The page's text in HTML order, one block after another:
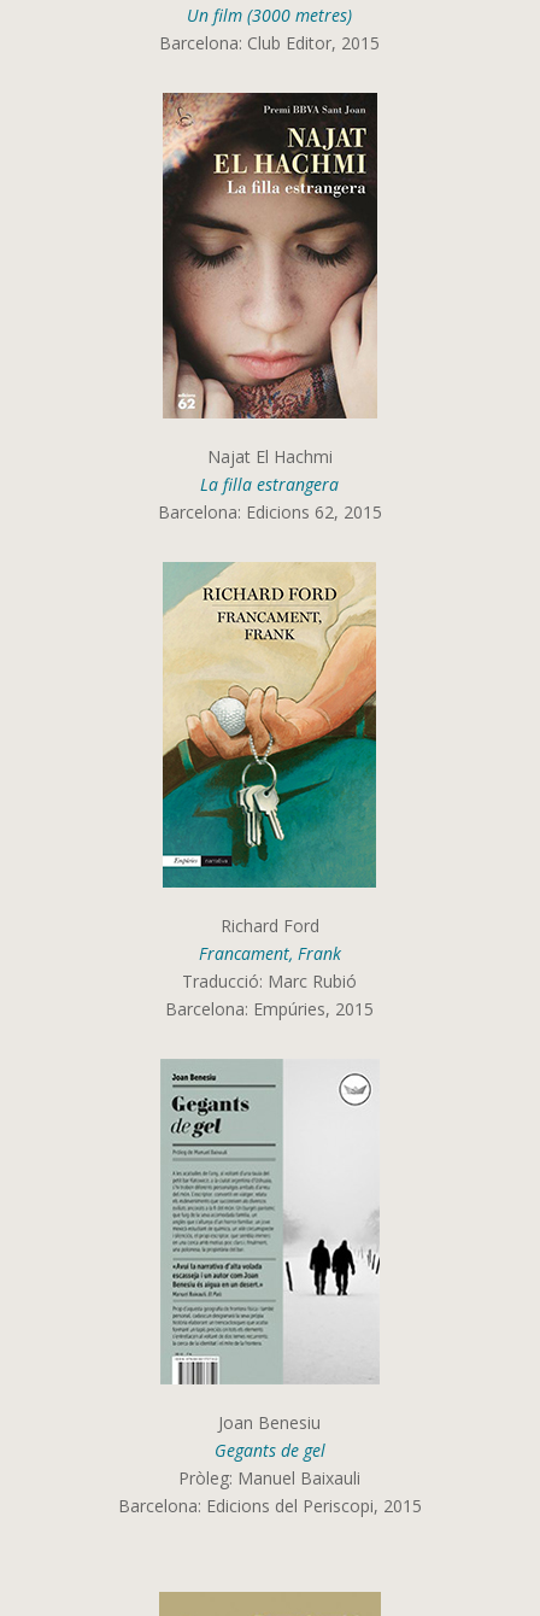
Un film (3000 metres)
Barcelona: Club Editor, 2015
Najat El Hachmi
La filla estrangera
Barcelona: Edicions 62, 2015
Richard Ford
Francament, Frank
Traducció: Marc Rubió
Barcelona: Empúries, 2015
Joan Benesiu
Gegants de gel
Pròleg: Manuel Baixauli
Barcelona: Edicions del Periscopi, 2015